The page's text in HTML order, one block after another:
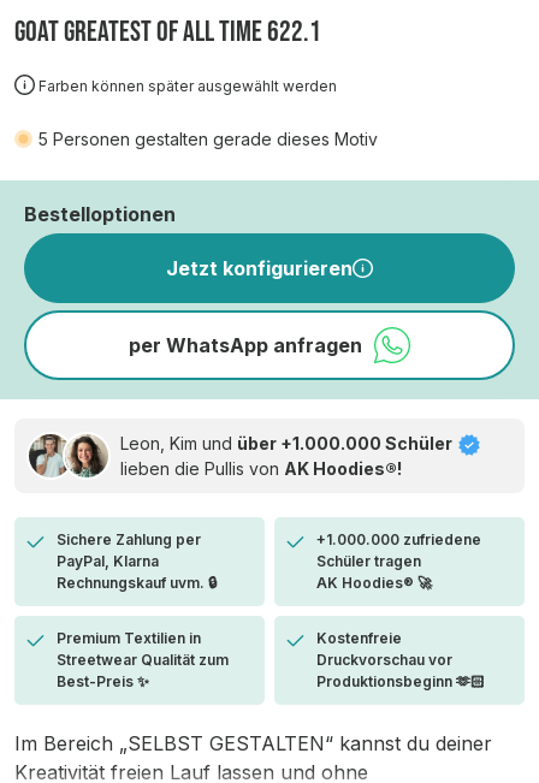
GOAT GREATEST OF ALL TIME 622.1
Farben können später ausgewählt werden
5 Personen gestalten gerade dieses Motiv
Bestelloptionen
Jetzt konfigurieren
per WhatsApp anfragen
Leon, Kim und über +1.000.000 Schüler
lieben die Pullis von AK Hoodies®!
Sichere Zahlung per
PayPal, Klarna
Rechnungskauf uvm. 🔒
+1.000.000 zufriedene
Schüler tragen
AK Hoodies® 🚀
Premium Textilien in
Streetwear Qualität zum
Best-Preis ✨
Kostenfreie
Druckvorschau vor
Produktionsbeginn 🫶🏻
Im Bereich „SELBST GESTALTEN“ kannst du deiner
Kreativität freien Lauf lassen und ohne